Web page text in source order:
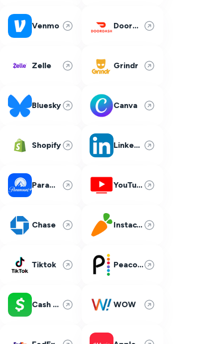
Venmo DoorDash
Zelle Grindr
Bluesky Canva
Shopify LinkedIn
Paramount Plus YouTube TV
Chase Instacart
Tiktok Peacock
Cash App WOW